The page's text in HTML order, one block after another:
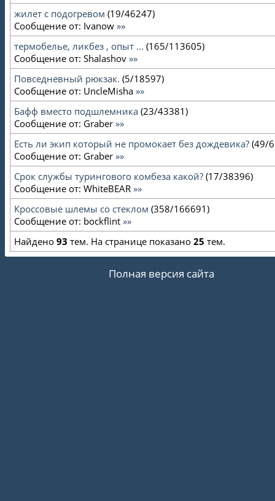
жилет с подогревом (19/46247)
Сообщение от: Ivanow »»
термобелье, ликбез , опыт ... (165/113605)
Сообщение от: Shalashov »»
Повседневный рюкзак. (5/18597)
Сообщение от: UncleMisha »»
Бафф вместо подшлемника (23/43381)
Сообщение от: Graber »»
Есть ли экип который не промокает без дождевика? (49/
Сообщение от: Graber »»
Срок службы турингового комбеза какой? (17/38396)
Сообщение от: WhiteBEAR »»
Кроссовые шлемы со стеклом (358/166691)
Сообщение от: bockflint »»
Найдено 93 тем. На странице показано 25 тем.
Полная версия сайта